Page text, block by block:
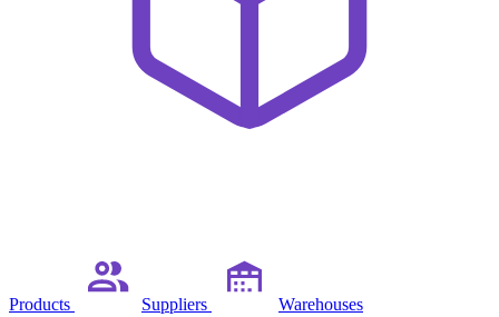
Products Suppliers Warehouses